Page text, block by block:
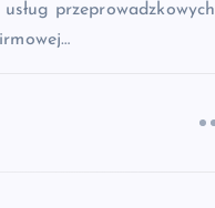
przeprowadzkowych